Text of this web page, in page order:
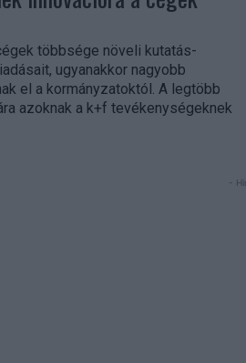
többsége növeli kutatás-
ugyanakkor nagyobb
el a kormányzatoktól. A legtöbb
azoknak a k+f tevékenységeknek
-